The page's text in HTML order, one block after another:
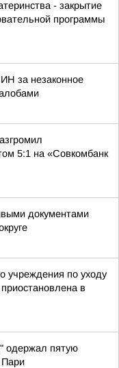
- закрытие
программы
за незаконное
5:1 на «Совкомбанк
документами
учреждения по уходу
в
одержал пятую
Пари